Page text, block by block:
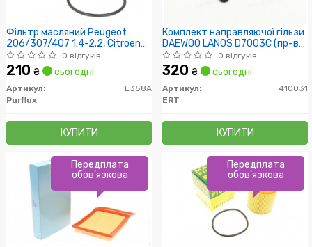
Фільтр масляний Peugeot
206/307/407 1.4-2.2, Citroen
C2/C3/C4/C5 1.4-2.0 02-
0 відгуків
210 ₴ сьогодні
Артикул:
L358A
Purflux
КУПИТИ
Комплект направляючої гільзи
DAEWOO LANOS D7003C (пр-во
ERT)
0 відгуків
320 ₴ сьогодні
Артикул:
410031
ERT
КУПИТИ
Передплата
обов'язкова
Передплата
обов'язкова